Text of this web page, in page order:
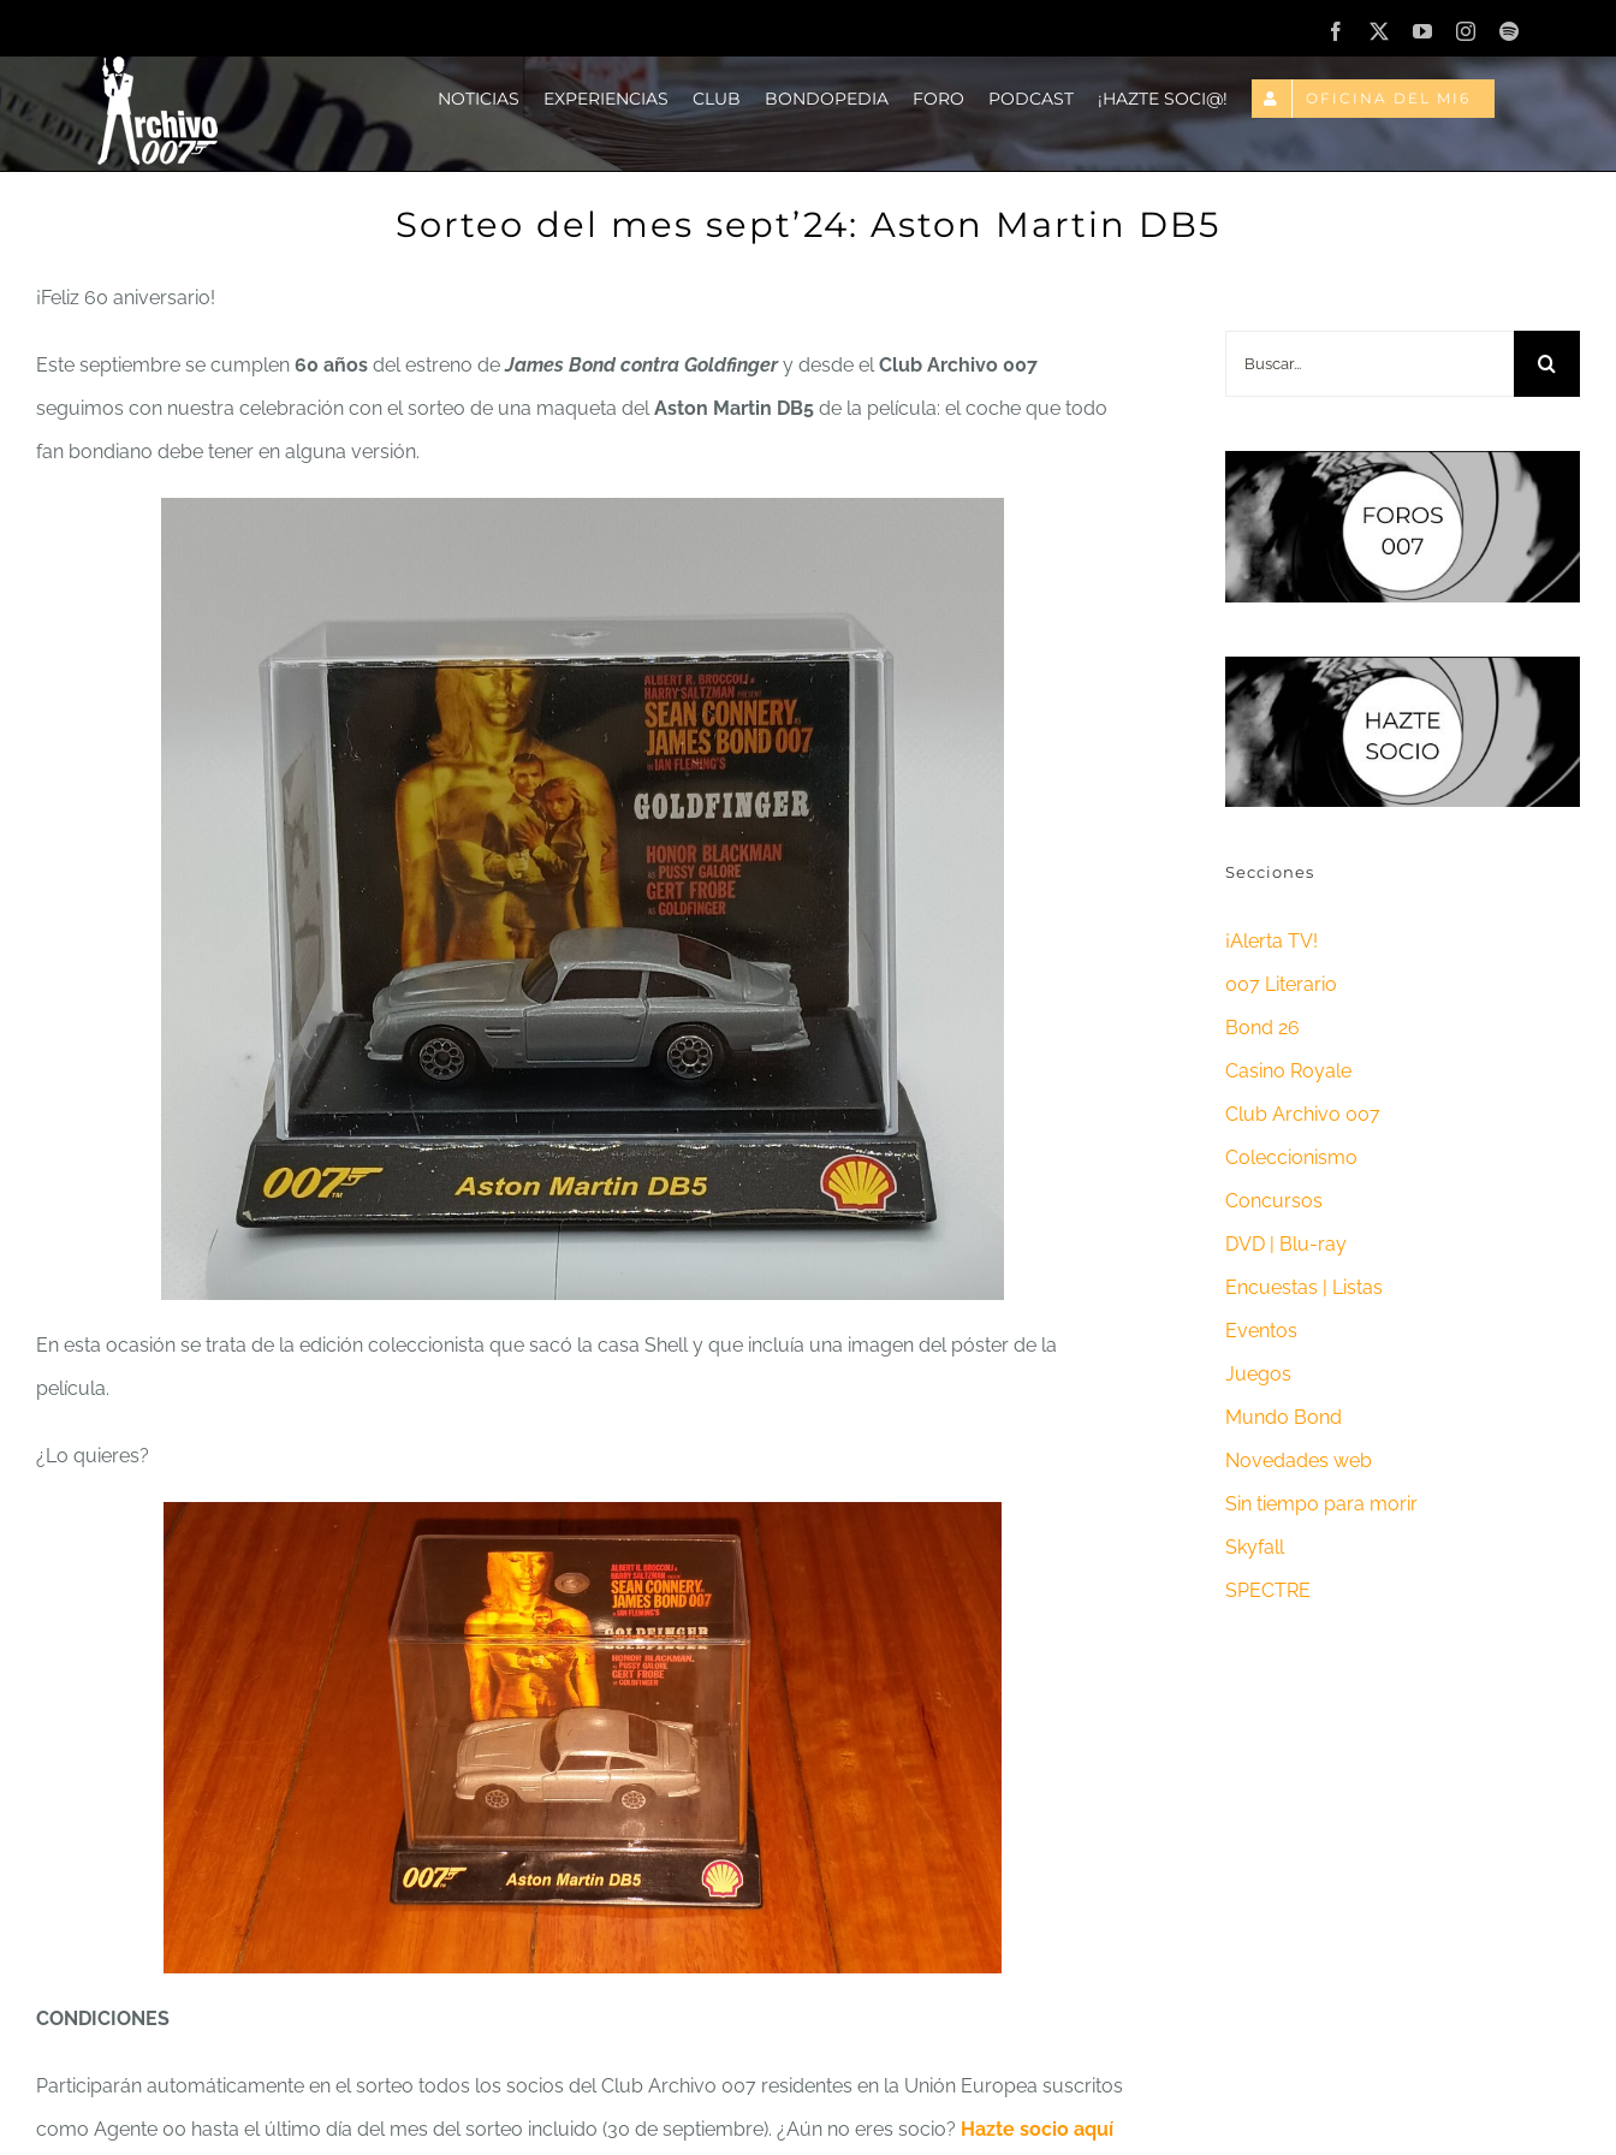
al
contenido
Facebook
X YouTubeInstagramSpotify
NOTICIAS EXPERIENCIAS CLUB BONDOPEDIA FORO PODCAST ¡HAZTE SOCI@! OFICINA DEL MI6
Sorteo del mes sept’24: Aston Martin DB5
¡Feliz 60 aniversario!
Este septiembre se cumplen 60 años del estreno deJames Bond contra Goldfingery desde elClub Archivo 007
seguimos con nuestra celebración con el sorteo de una maqueta delAston Martin DB5 de la película: el coche que todo
fan bondiano debe tener en alguna versión.
En esta ocasión se trata de la edición coleccionista que sacó la casa Shell y que incluía una imagen del póster de la
película.
¿Lo quieres?
CONDICIONES
Participarán automáticamente en el sorteo todos los socios del Club Archivo 007 residentes en la Unión Europea suscritos
como Agente 00 hasta el último día del mes del sorteo incluido (30 de septiembre). ¿Aún no eres socio? Hazte socio aquí
Secciones
¡Alerta TV!
007 Literario
Bond 26
Casino Royale
Club Archivo 007
Coleccionismo
Concursos
DVD | Blu-ray
Encuestas | Listas
Eventos
Juegos
Mundo Bond
Novedades web
Sin tiempo para morir
Skyfall
SPECTRE